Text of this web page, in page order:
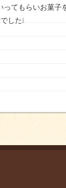
てもらいお菓子
した❕